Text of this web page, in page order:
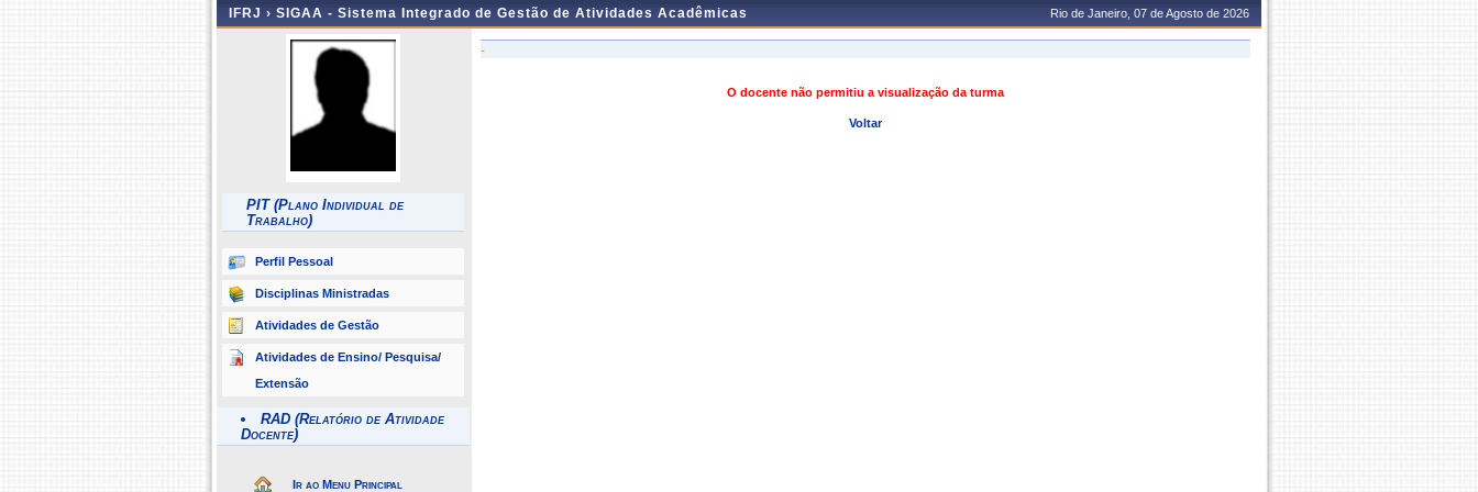
IFRJ › SIGAA - Sistema Integrado de Gestão de Atividades Acadêmicas Rio de Janeiro, 07 de Agosto de 2026
PIT (Plano Individual de
Trabalho)
Perfil Pessoal
Disciplinas Ministradas
Atividades de Gestão
Atividades de Ensino/ Pesquisa/
Extensão
RAD (Relatório de Atividade
Docente)
Ir ao Menu Principal
-
O docente não permitiu a visualização da turma
Voltar